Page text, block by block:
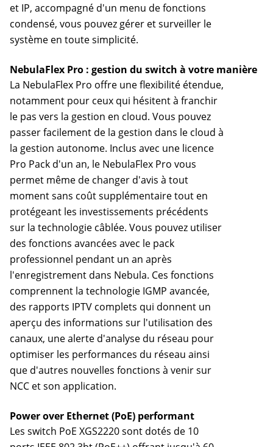
et IP, accompagné d'un menu de fonctions
condensé, vous pouvez gérer et surveiller le
système en toute simplicité.
NebulaFlex Pro : gestion du switch à votre manière
La NebulaFlex Pro offre une flexibilité étendue,
notamment pour ceux qui hésitent à franchir
le pas vers la gestion en cloud. Vous pouvez
passer facilement de la gestion dans le cloud à
la gestion autonome. Inclus avec une licence
Pro Pack d'un an, le NebulaFlex Pro vous
permet même de changer d'avis à tout
moment sans coût supplémentaire tout en
protégeant les investissements précédents
sur la technologie câblée. Vous pouvez utiliser
des fonctions avancées avec le pack
professionnel pendant un an après
l'enregistrement dans Nebula. Ces fonctions
comprennent la technologie IGMP avancée,
des rapports IPTV complets qui donnent un
aperçu des informations sur l'utilisation des
canaux, une alerte d'analyse du réseau pour
optimiser les performances du réseau ainsi
que d'autres nouvelles fonctions à venir sur
NCC et son application.
Power over Ethernet (PoE) performant
Les switch PoE XGS2220 sont dotés de 10